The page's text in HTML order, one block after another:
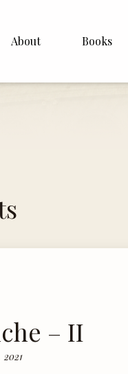
About Books
– II
2021